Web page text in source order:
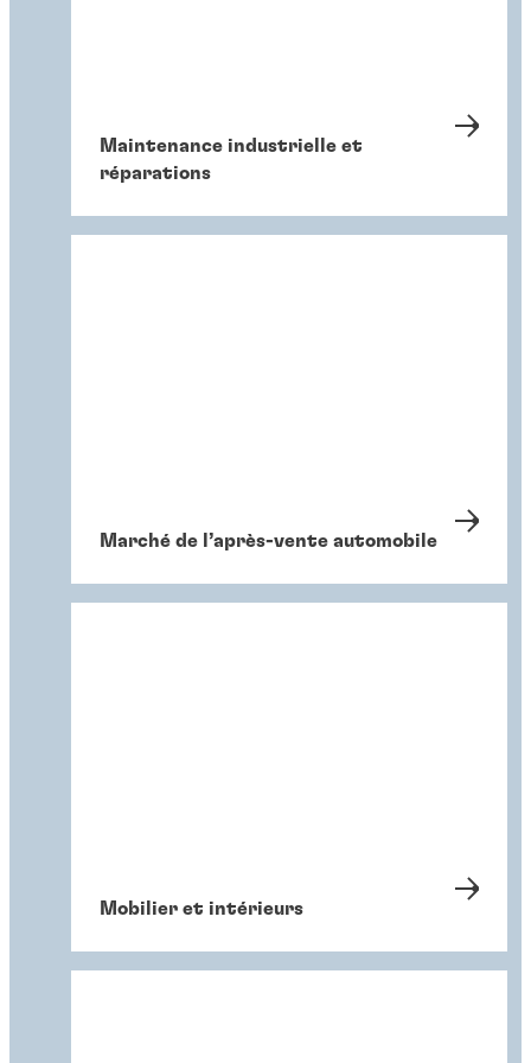
Maintenance industrielle et
réparations
Marché de l’après-vente automobile
Mobilier et intérieurs